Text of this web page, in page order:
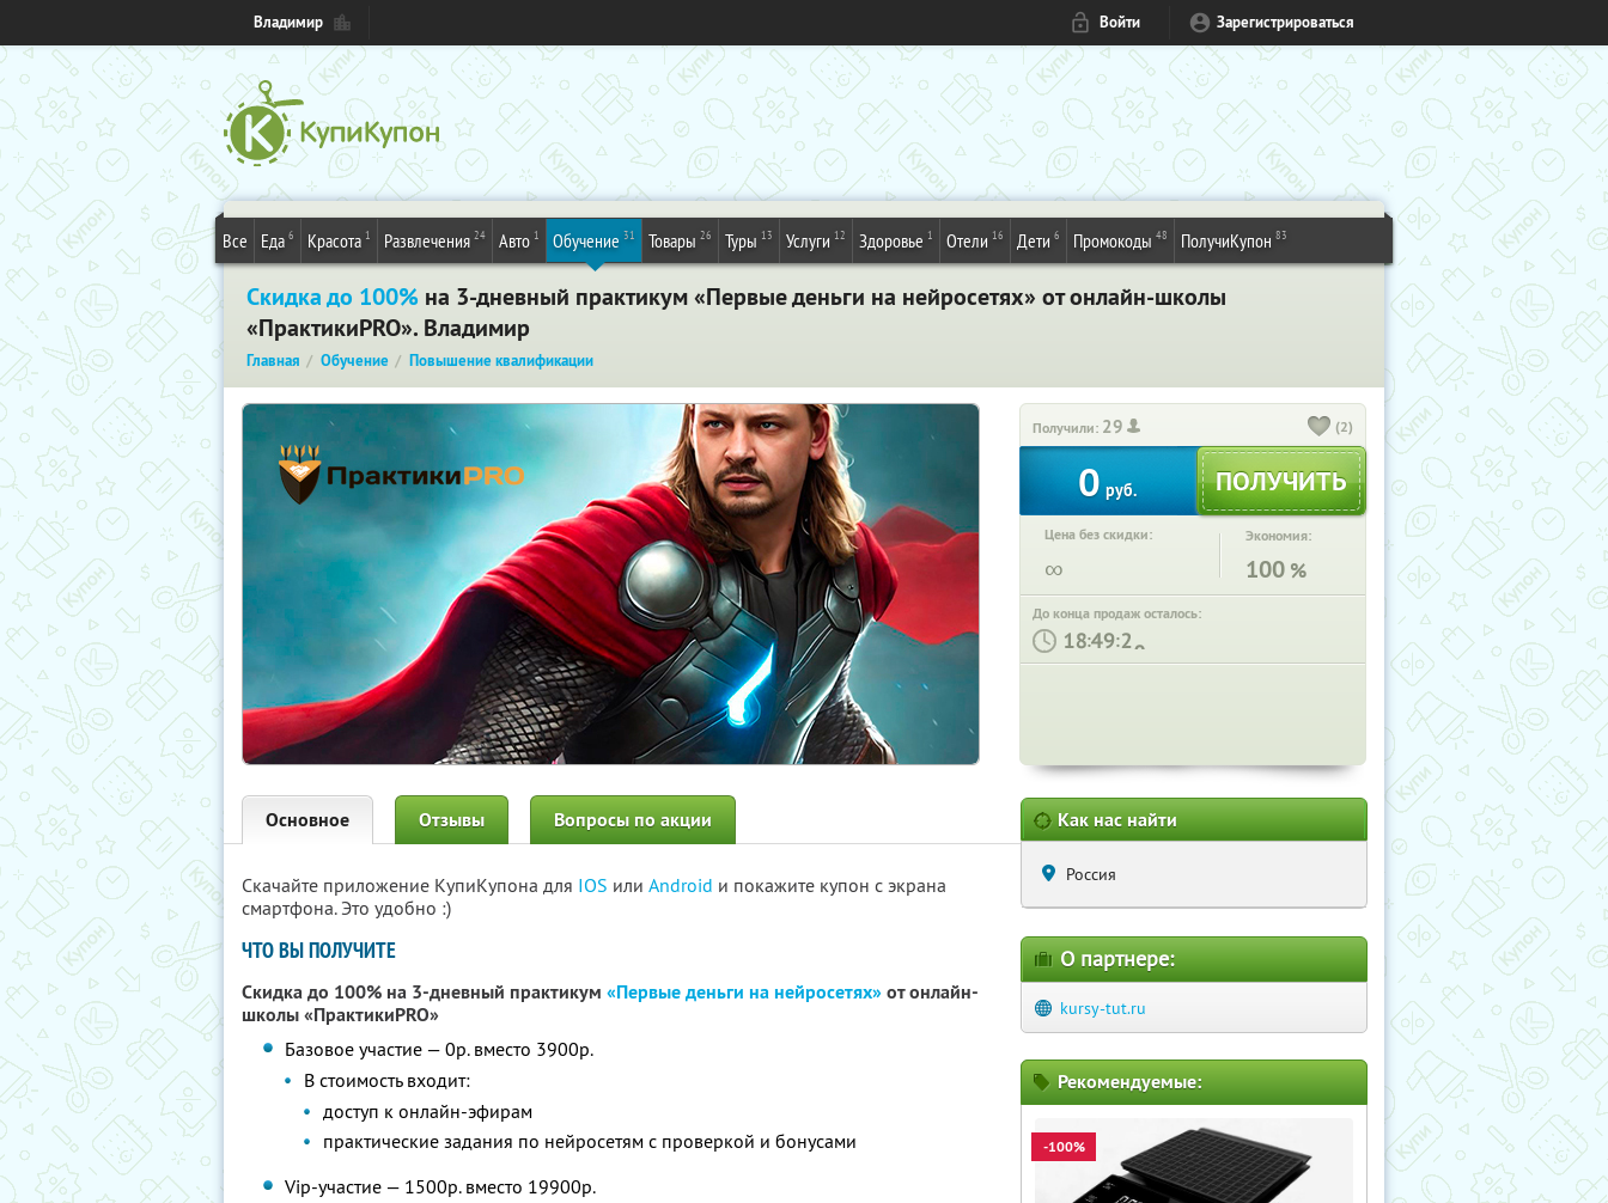
Владимир Войти Зарегистрироваться
Все Еда 6 Красота 1 Развлечения 24 Авто 1 Обучение 31 Товары 26 Туры 13 Услуги 12 Здоровье 1 Отели 16 Дети 6 Промокоды 48 ПолучиКупон 83
Скидка до 100% на 3-дневный практикум «Первые деньги на нейросетях» от онлайн-школы
«ПрактикиPRO». Владимир
Главная Обучение Повышение квалификации
Получили: 29 (2)
0 руб.
Цена без скидки:
∞
Экономия:
100 %
До конца продаж осталось:
: :
Основное Отзывы Вопросы по акции
Скачайте приложение КупиКупона для IOS или Android и покажите купон с экрана
смартфона. Это удобно :)
ЧТО ВЫ ПОЛУЧИТЕ
Скидка до 100% на 3-дневный практикум «Первые деньги на нейросетях»от онлайн-
школы «ПрактикиPRO»
Базовое участие — 0р. вместо 3900р.
В стоимость входит:
доступ к онлайн-эфирам
практические задания по нейросетям с проверкой и бонусами
Vip-участие — 1500р. вместо 19900р.
Как нас найти
Россия
О партнере:
kursy-tut.ru
Рекомендуемые:
-100%